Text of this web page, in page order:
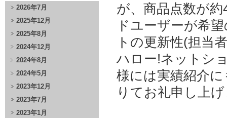
が、商品点数が
ドユーザーが希
トの更新性(担当
ハロー!ネットシ
様には実績紹介
りてお礼申し上
2026年7月
2025年12月
2025年8月
2024年12月
2024年8月
2024年5月
2023年12月
2023年7月
2023年1月